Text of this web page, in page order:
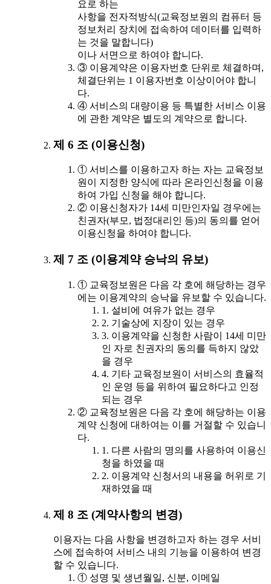
요로 하는
사항을 전자적방식(교육정보원의 컴퓨터 등
정보처리 장치에 접속하여 데이터를 입력하
는 것을 말합니다)
이나 서면으로 하여야 합니다.
③ 이용계약은 이용자번호 단위로 체결하며,
체결단위는 1 이용자번호 이상이어야 합니
다.
④ 서비스의 대량이용 등 특별한 서비스 이용
에 관한 계약은 별도의 계약으로 합니다.
제 6 조 (이용신청)
① 서비스를 이용하고자 하는 자는 교육정보
원이 지정한 양식에 따라 온라인신청을 이용
하여 가입 신청을 해야 합니다.
② 이용신청자가 14세 미만인자일 경우에는
친권자(부모, 법정대리인 등)의 동의를 얻어
이용신청을 하여야 합니다.
제 7 조 (이용계약 승낙의 유보)
① 교육정보원은 다음 각 호에 해당하는 경우
에는 이용계약의 승낙을 유보할 수 있습니다.
1. 설비에 여유가 없는 경우
2. 기술상에 지장이 있는 경우
3. 이용계약을 신청한 사람이 14세 미만
인 자로 친권자의 동의를 득하지 않았
을 경우
4. 기타 교육정보원이 서비스의 효율적
인 운영 등을 위하여 필요하다고 인정
되는 경우
② 교육정보원은 다음 각 호에 해당하는 이용
계약 신청에 대하여는 이를 거절할 수 있습니
다.
1. 다른 사람의 명의를 사용하여 이용신
청을 하였을 때
2. 이용계약 신청서의 내용을 허위로 기
재하였을 때
제 8 조 (계약사항의 변경)
이용자는 다음 사항을 변경하고자 하는 경우 서비
스에 접속하여 서비스 내의 기능을 이용하여 변경
할 수 있습니다.
① 성명 및 생년월일, 신분, 이메일